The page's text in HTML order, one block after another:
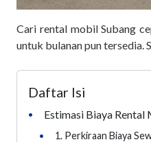
Cari rental mobil Subang
untuk bulanan pun
Daftar Isi
•
Estimasi Biaya Rental
•
1. Perkiraan Biaya